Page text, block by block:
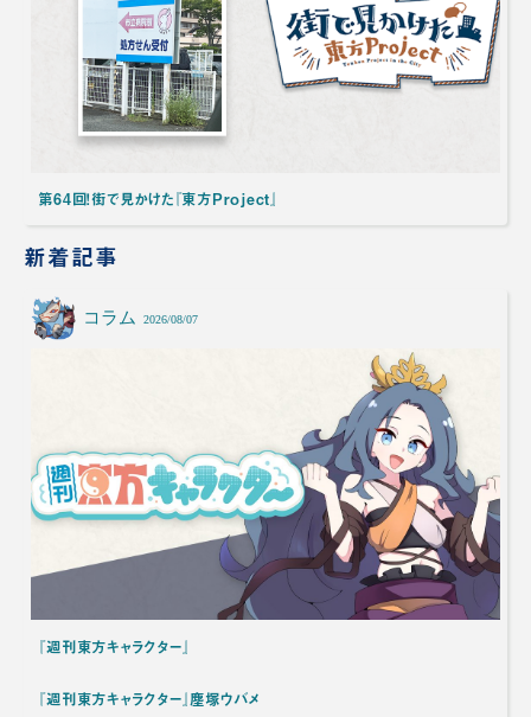
第64回！街で見かけた『東方Project』
新着記事
コラム 2026/08/07
『週刊東方キャラクター』
『週刊東方キャラクター』塵塚ウバメ